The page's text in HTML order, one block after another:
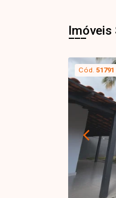
Imóveis
Cód. 51791